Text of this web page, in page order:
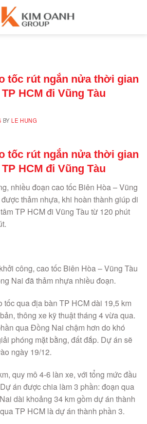
tốc rút ngắn nửa thời gian
HCM đi Vũng Tàu
BYLE HUNG
tốc rút ngắn nửa thời gian
HCM đi Vũng Tàu
nhiều đoạn cao tốc Biên Hòa – Vũng
thảm nhựa, khi hoàn thành giúp di
TP HCM đi Vũng Tàu từ 120 phút
công, cao tốc Biên Hòa – Vũng Tàu
Nai đã thảm nhựa nhiều đoạn.
tốc qua địa bàn TP HCM dài 19,5 km
thông xe kỹ thuật tháng 4 vừa qua.
qua Đồng Nai chậm hơn do khó
phóng mặt bằng, đất đắp. Dự án sẽ
ngày 19/12.
quy mô 4-6 làn xe, với tổng mức đầu
án được chia làm 3 phần: đoạn qua
dài khoảng 34 km gồm dự án thành
TP HCM là dự án thành phần 3.